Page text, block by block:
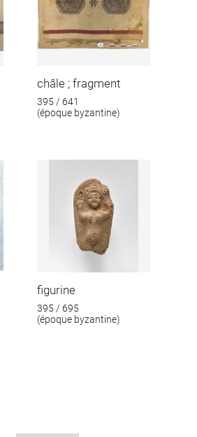
châle ; fragment
395 / 641
(époque byzantine)
figurine
395 / 695
(époque byzantine)